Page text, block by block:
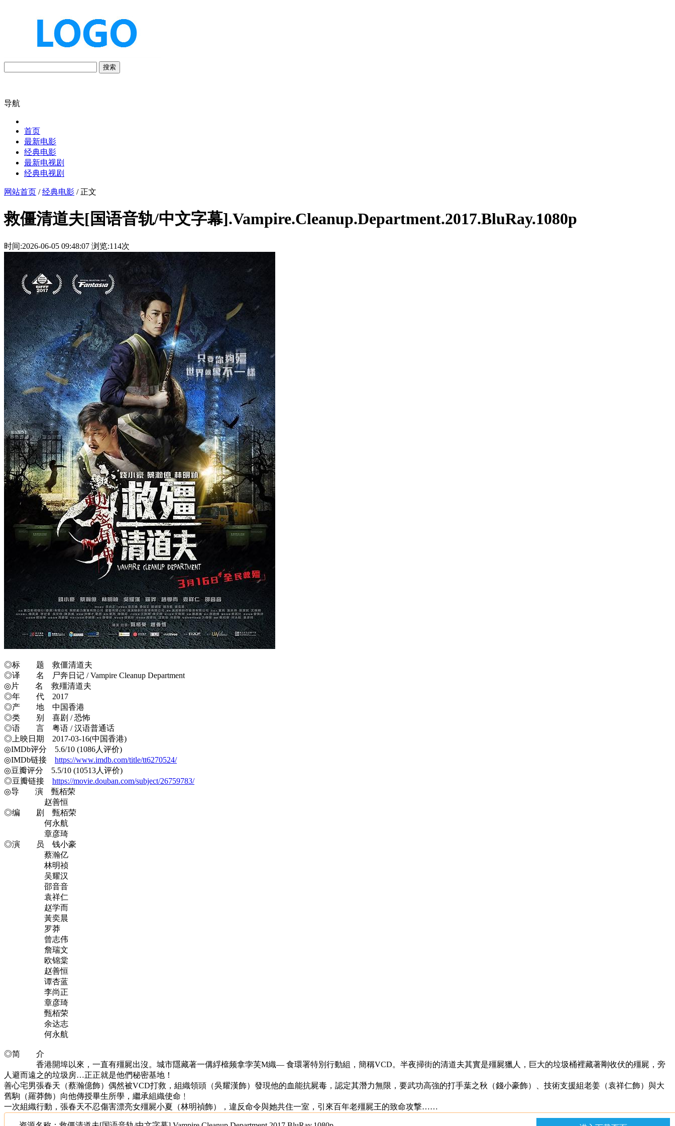
搜索
导航
首页
最新电影
经典电影
最新电视剧
经典电视剧
网站首页 /经典电影 / 正文
救僵清道夫[国语音轨/中文字幕].Vampire.Cleanup.Department.2017.BluRay.1080p
时间:2026-06-05 09:48:07 浏览:114次
◎标 题 救僵清道夫
◎译 名 尸奔日记 / Vampire Cleanup Department
◎片 名 救殭清道夫
◎年 代 2017
◎产 地 中国香港
◎类 别 喜剧 / 恐怖
◎语 言 粤语 / 汉语普通话
◎上映日期 2017-03-16(中国香港)
◎IMDb评分 5.6/10 (1086人评价)
◎IMDb链接 https://www.imdb.com/title/tt6270524/
◎豆瓣评分 5.5/10 (10513人评价)
◎豆瓣链接 https://movie.douban.com/subject/26759783/
◎导 演 甄栢荣
赵善恒
◎编 剧 甄栢荣
何永航
章彦琦
◎演 员 钱小豪
蔡瀚亿
林明祯
吴耀汉
邵音音
袁祥仁
赵学而
黃奕晨
罗莽
曾志伟
詹瑞文
欧锦棠
赵善恒
谭杏蓝
李尚正
章彦琦
甄栢荣
余达志
何永航
◎简 介
香港開埠以來，一直有殭屍出沒。城市隱藏著一傋綒檶频拿孛芙M織— 食環署特別行動組，簡稱VCD。半夜掃街的清道夫其實是殭屍獵人，巨大的垃圾桶裡藏著剛收伏的殭屍，旁
人避而遠之的垃圾房…正正就是他們秘密基地！
善心宅男張春天（蔡瀚億飾）偶然被VCD打救，組織領頭（吳耀漢飾）發現他的血能抗屍毒，認定其潛力無限，要武功高強的打手葉之秋（錢小豪飾）、技術支援組老姜（袁祥仁飾）與大
舊駒（羅莽飾）向他傳授畢生所學，繼承組織使命﹗
一次組織行動，張春天不忍傷害漂亮女殭屍小夏（林明禎飾），違反命令與她共住一室，引來百年老殭屍王的致命攻撃……